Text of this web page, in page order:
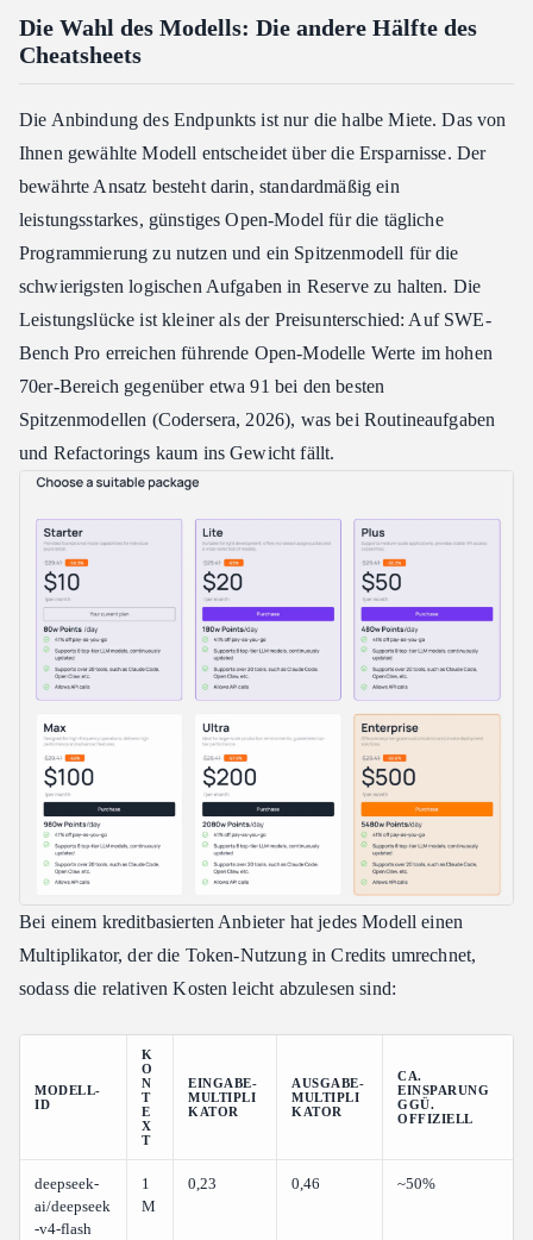
Die Wahl des Modells: Die andere Hälfte des
Cheatsheets
Die Anbindung des Endpunkts ist nur die halbe Miete. Das von
Ihnen gewählte Modell entscheidet über die Ersparnisse. Der
bewährte Ansatz besteht darin, standardmäßig ein
leistungsstarkes, günstiges Open-Model für die tägliche
Programmierung zu nutzen und ein Spitzenmodell für die
schwierigsten logischen Aufgaben in Reserve zu halten. Die
Leistungslücke ist kleiner als der Preisunterschied: Auf SWE-
Bench Pro erreichen führende Open-Modelle Werte im hohen
70er-Bereich gegenüber etwa 91 bei den besten
Spitzenmodellen (Codersera, 2026), was bei Routineaufgaben
und Refactorings kaum ins Gewicht fällt.
Bei einem kreditbasierten Anbieter hat jedes Modell einen
Multiplikator, der die Token-Nutzung in Credits umrechnet,
sodass die relativen Kosten leicht abzulesen sind:
MODELL-
ID
K
O
N
T
E
X
T
EINGABE-
MULTIPLI
KATOR
AUSGABE-
MULTIPLI
KATOR
CA.
EINSPARUNG
GGÜ.
OFFIZIELL
deepseek-
ai/deepseek
-v4-flash
1
M
0,23 0,46 ~50%